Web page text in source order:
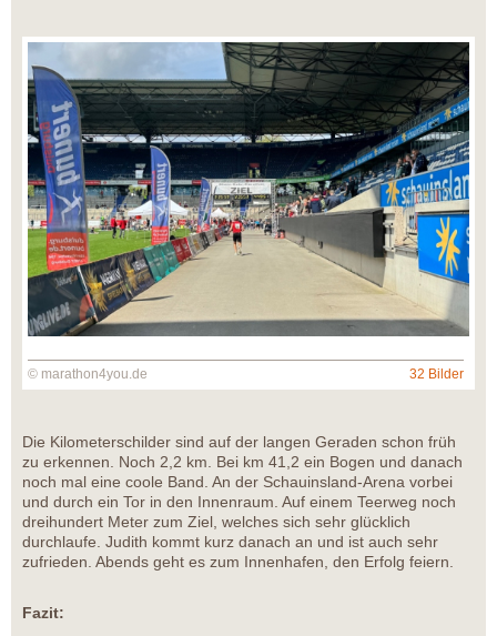
© marathon4you.de 32 Bilder
Die Kilometerschilder sind auf der langen Geraden schon früh
zu erkennen. Noch 2,2 km. Bei km 41,2 ein Bogen und danach
noch mal eine coole Band. An der Schauinsland-Arena vorbei
und durch ein Tor in den Innenraum. Auf einem Teerweg noch
dreihundert Meter zum Ziel, welches sich sehr glücklich
durchlaufe. Judith kommt kurz danach an und ist auch sehr
zufrieden. Abends geht es zum Innenhafen, den Erfolg feiern.
Fazit: